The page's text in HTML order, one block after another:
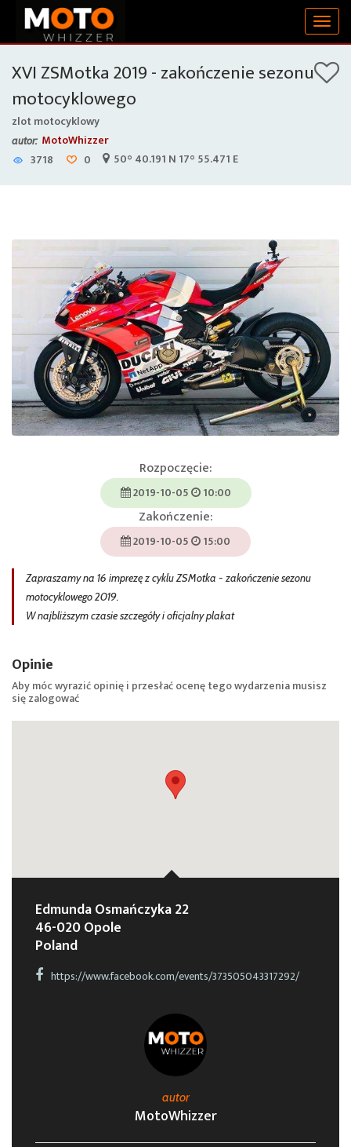
XVI ZSMotka 2019 - zakończenie sezonu
motocyklowego
zlot motocyklowy
autor: MotoWhizzer
3718
0 50° 40.191 N 17° 55.471 E
Rozpoczęcie:
2019-10-05 10:00
Zakończenie:
2019-10-05 15:00
Zapraszamy na 16 imprezę z cyklu ZSMotka - zakończenie sezonu
motocyklowego 2019.
W najbliższym czasie szczegóły i oficjalny plakat
Opinie
Aby móc wyrazić opinię i przesłać ocenę tego wydarzenia musisz
sięzalogować
Edmunda Osmańczyka 22
46-020 Opole
Poland
https://www.facebook.com/events/373505043317292/
autor
MotoWhizzer